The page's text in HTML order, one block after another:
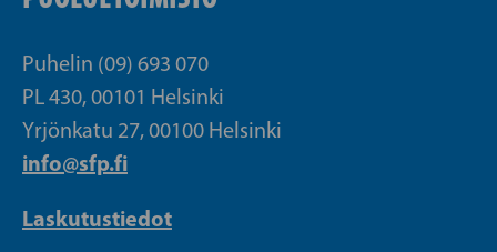
Puhelin (09) 693 070
PL 430, 00101 Helsinki
Yrjönkatu 27, 00100 Helsinki
info@sfp.fi
Laskutustiedot